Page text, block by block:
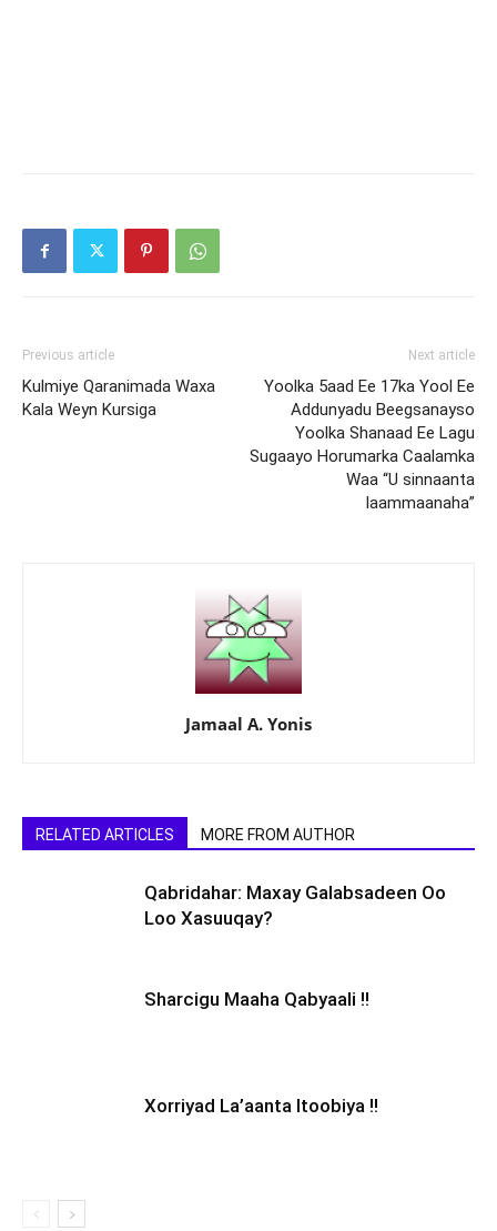
Previous article
Kulmiye Qaranimada Waxa
Kala Weyn Kursiga
Next article
Yoolka 5aad Ee 17ka Yool Ee
Addunyadu Beegsanayso
Yoolka Shanaad Ee Lagu
Sugaayo Horumarka Caalamka
Waa “U sinnaanta
laammaanaha”
Jamaal A. Yonis
RELATED ARTICLES MORE FROM AUTHOR
Qabridahar: Maxay Galabsadeen Oo
Loo Xasuuqay?
Sharcigu Maaha Qabyaali !!
Xorriyad La’aanta Itoobiya !!